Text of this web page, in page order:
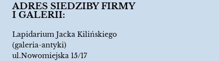
ADRES SIEDZIBY FIRMY
I GALERII:
Lapidarium Jacka Kilińskiego
(galeria-antyki)
ul.Nowomiejska 15/17